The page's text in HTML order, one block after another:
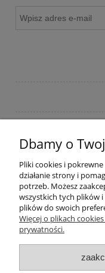
Dive Factory 24-
woj.
Dbamy o
Pliki cookies i
działanie strony i
potrzeb. Możesz
wszystkich tych plików
plików do swoich
Więcej o plikach
prywatności.